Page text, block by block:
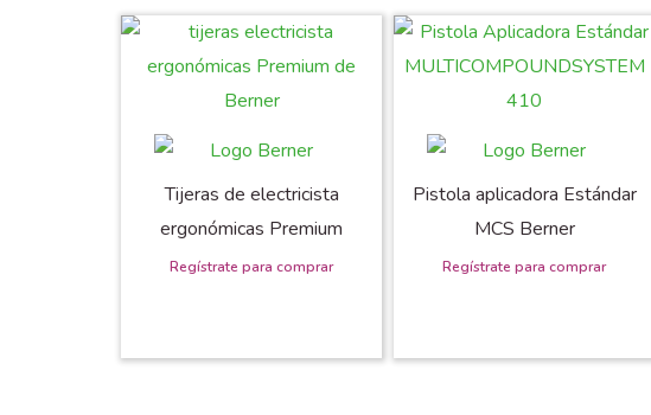
Tijeras de electricista
ergonómicas Premium
Pistola aplicadora Estándar
MCS Berner